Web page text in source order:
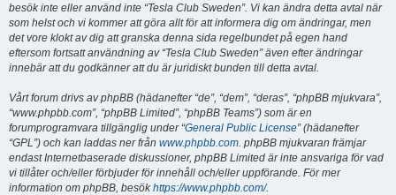
besök inte eller använd inte “Tesla Club Sweden”. Vi kan ändra detta avtal när
som helst och vi kommer att göra allt för att informera dig om ändringar, men
det vore klokt av dig att granska denna sida regelbundet på egen hand
eftersom fortsatt användning av “Tesla Club Sweden” även efter ändringar
innebär att du godkänner att du är juridiskt bunden till detta avtal.
Vårt forum drivs av phpBB (hädanefter “de”, “dem”, “deras”, “phpBB mjukvara”,
“www.phpbb.com”, “phpBB Limited”, “phpBB Teams”) som är en
forumprogramvara tillgänglig under “General Public License” (hädanefter
“GPL”) och kan laddas ner från www.phpbb.com. phpBB mjukvaran främjar
endast Internetbaserade diskussioner, phpBB Limited är inte ansvariga för vad
vi tillåter och/eller förbjuder för innehåll och/eller uppförande. För mer
information om phpBB, besökhttps://www.phpbb.com/.